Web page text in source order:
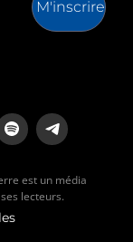
M'inscrire
est un média
lecteurs.